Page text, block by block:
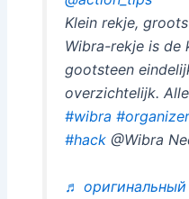
Klein rekje,
Wibra-rekje is de
gootsteen
overzichtelijk.
#wibra #organizer
#hack@Wibra
♬ оригинальный